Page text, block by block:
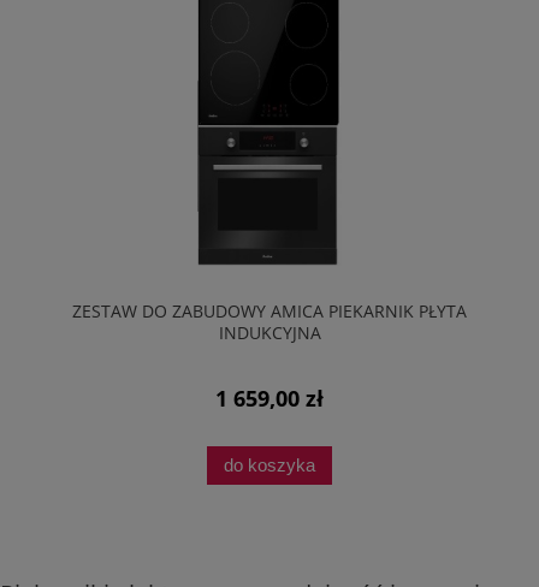
ZESTAW DO ZABUDOWY AMICA PIEKARNIK PŁYTA
INDUKCYJNA
1 659,00 zł
do koszyka